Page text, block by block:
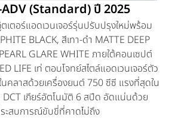
(Standard) ปี 2025
ตอร์แอดเวนเจอร์รุ่นปรับปรุงใหม่พร้อม
BLACK, สีเทา-ดำ MATTE DEEP
GLARE WHITE ภายใต้คอนเซปต์
LIFE เท่ ตอบโจทย์สไตล์แอดเวนเจอร์ตัว
คลาสด้วยเครื่องยนต์ 750 ซีซี แรงที่สุดใน
เกียร์อัตโนมัติ 6 สปีด อัดแน่นด้วย
ะสบการณ์ขับขี่ที่คาดไม่ถึง